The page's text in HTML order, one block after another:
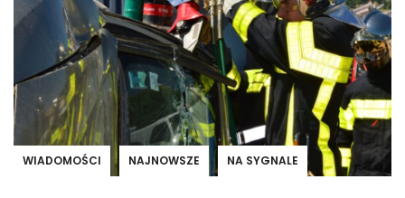
WIADOMOŚCI NAJNOWSZE NA SYGNALE